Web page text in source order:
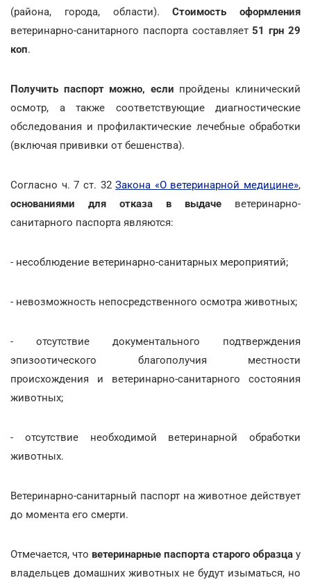
(района, города, области).Стоимость оформления
ветеринарно-санитарного паспорта составляет51 грн 29
коп.
Получить паспорт можно, если пройдены клинический
осмотр, а также соответствующие диагностические
обследования и профилактические лечебные обработки
(включая прививки от бешенства).
Согласно ч. 7 ст. 32Закона «О ветеринарной медицине»,
основаниями для отказа в выдаче ветеринарно-
санитарного паспорта являются:
- несоблюдение ветеринарно-санитарных мероприятий;
- невозможность непосредственного осмотра животных;
- отсутствие документального подтверждения
эпизоотического благополучия местности
происхождения и ветеринарно-санитарного состояния
животных;
- отсутствие необходимой ветеринарной обработки
животных.
Ветеринарно-санитарный паспорт на животное действует
до момента его смерти.
Отмечается, что ветеринарные паспорта старого образца у
владельцев домашних животных не будут изыматься, но